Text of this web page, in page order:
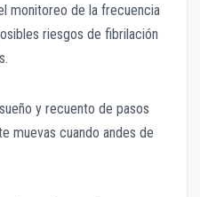
monitoreo de la frecuencia
riesgos de fibrilación
y recuento de pasos
muevas cuando andes de